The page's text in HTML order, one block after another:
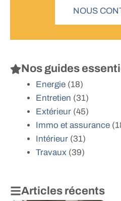
NOUS
Nos guides
Energie (18)
Entretien (31)
Extérieur (45)
Immo et assurance
Intérieur (31)
Travaux (39)
Articles récents